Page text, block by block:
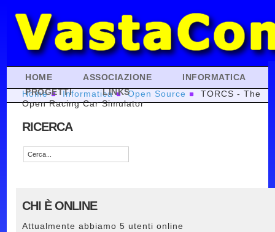
HOME ASSOCIAZIONE
INFORMATICA
PROGETTI
LINKS
Home Informatica Open Source
TORCS - The
Open Racing Car Simulator
RICERCA
CHI È ONLINE
Attualmente abbiamo 5 utenti online